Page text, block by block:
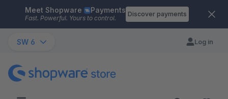
Skip to main content
Meet Shopware Payments
Fast. Powerful. Yours to control.
Discover payments
SW 6 Log in